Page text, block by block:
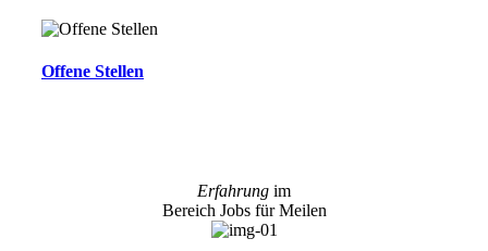
Offene Stellen
Erfahrung im
Bereich Jobs für Meilen